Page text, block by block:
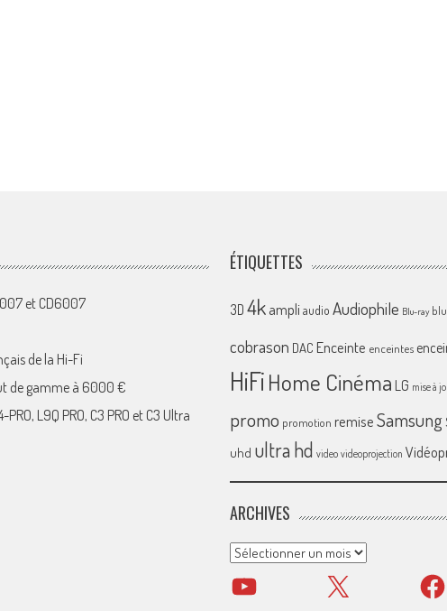
et CD6007
de la Hi-Fi
de gamme à 6000 €
L9Q PRO, C3 PRO et C3 Ultra
ÉTIQUETTES
3D 4k ampliaudio Audiophile Blu-ray
cobrason DAC Enceinte enceintes
HiFiHome Cinéma LG mise à
promo promotion remiseSamsung
uhd ultra hd video videoprojection
ARCHIVES
Archives
YouTube X